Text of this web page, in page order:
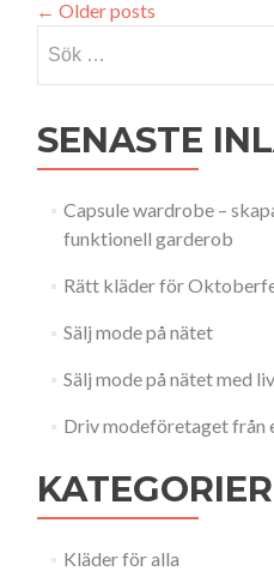
← Older posts
efter:
SENASTE
Capsule wardrobe –
funktionell garderob
Rätt kläder för
Sälj mode på nätet
Sälj mode på nätet med
Driv modeföretaget från
KATEGORIER
Kläder för alla